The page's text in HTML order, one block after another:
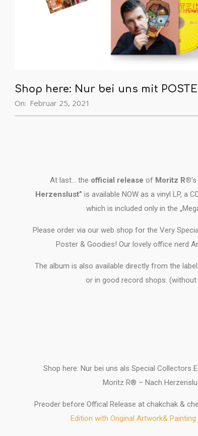
Shop here: Nur bei uns mit
On: Februar 25, 2021
At last… the official release of Moritz R®
Herzenslust” is available NOW as a vinyl LP, a
which is included only in the
Please order via our web shop for the Very
Poster & Goodies! Our lovely office nerd
The album is also available directly from the
or in good record shops.
Shop here: Nur bei uns als Special Collectors
Moritz R® – Nach
Preoder before Offical Release at chakchak &
Edition with Original Artwork& Painting